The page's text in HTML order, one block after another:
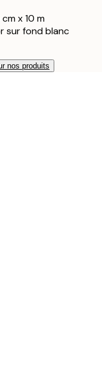
x 10 m
sur fond blanc
nos produits